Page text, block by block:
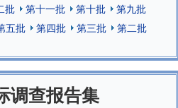
批 第十一批 第十批
第九批
五批 第四批 第三批
第二批
调查报告集